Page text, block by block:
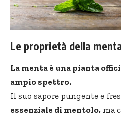
Le proprietà della
La menta è una pianta
ampio spettro.
Il suo sapore pungente e
essenziale di mentolo, ma